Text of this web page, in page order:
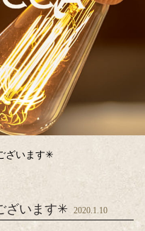
ざいます✳︎
ざいます✳︎ 2020.1.10